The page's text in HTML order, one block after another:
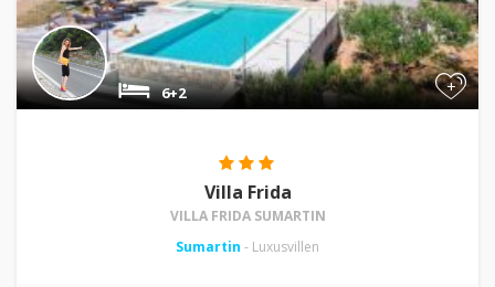
+
6+2
Villa Frida
VILLA FRIDA SUMARTIN
Sumartin - Luxusvillen